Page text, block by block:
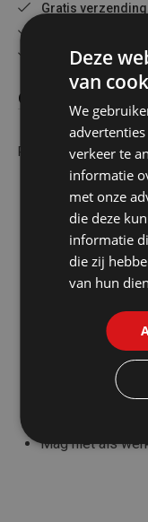
Gratis
Advies op maat
Omschrijving
PLOOILADDER ALU
Aluminium
Geanodiseerd:
het aluminium
Twee brede
antislipvoeten
veilig in elke
Sportafstand:
Afmetingen
Zeer compact
Mag niet als
Deze
van
We
verkeer te
informatie
met onze
die deze
informatie
die zij
van hun